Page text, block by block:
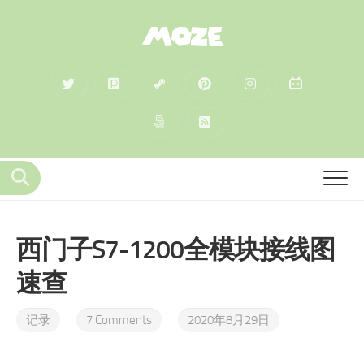
MOZE
西门子S7-1200全模块接线图
速查
记录 7 Comments 2020年8月29日